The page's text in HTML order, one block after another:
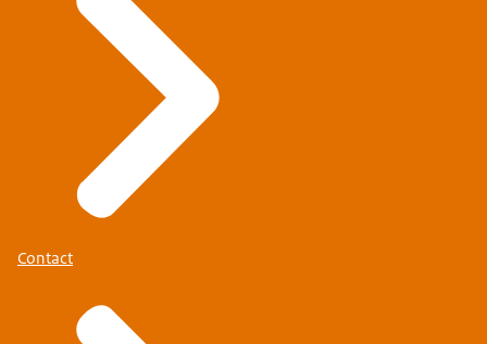
Contact